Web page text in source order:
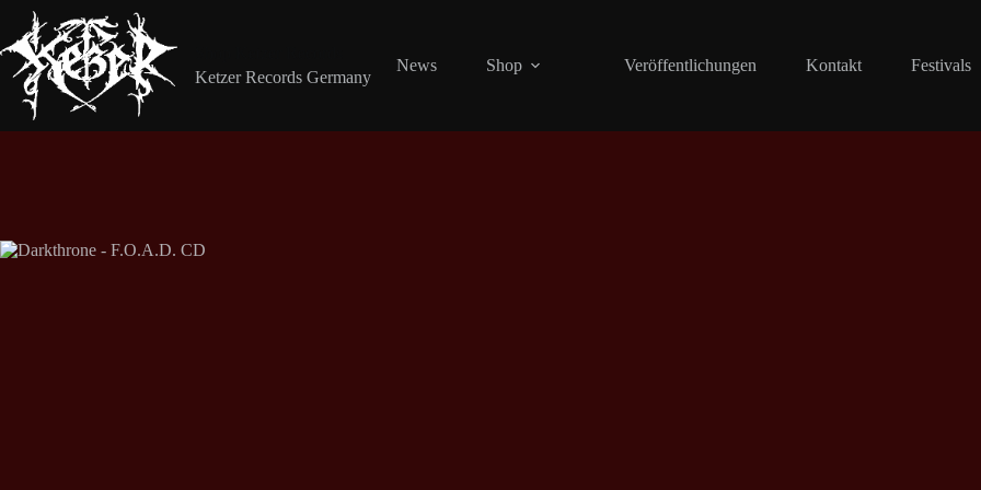
Inhalt
springen
Ketzer Records Germany
News Shop Veröffentlichungen Kontakt Festivals